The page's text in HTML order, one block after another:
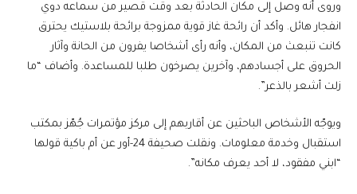
وروى أنه وصل إلى مكان الحادثة بعد وقت قصير من سماعه دوي
انفجار هائل. وأكد أن رائحة غاز قوية ممزوجة برائحة بلاستيك يحترق
كانت تنبعث من المكان، وأنه رأى أشخاصا يفرون من الحانة وآثار
الحروق على أجسادهم، وآخرين يصرخون طلبا للمساعدة. وأضاف “ما
زلت أشعر بالذعر”.
ويوجّه الأشخاص الباحثين عن أقاربهم إلى مركز مؤتمرات جُهّز بمكتب
استقبال وخدمة معلومات. ونقلت صحيفة 24-أور عن أم باكية قولها
“ابني مفقود، لا أحد يعرف مكانه”.